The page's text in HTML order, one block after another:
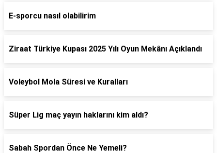
E-sporcu nasıl olabilirim
Ziraat Türkiye Kupası 2025 Yılı Oyun Mekânı Açıklandı
Voleybol Mola Süresi ve Kuralları
Süper Lig maç yayın haklarını kim aldı?
Sabah Spordan Önce Ne Yemeli?